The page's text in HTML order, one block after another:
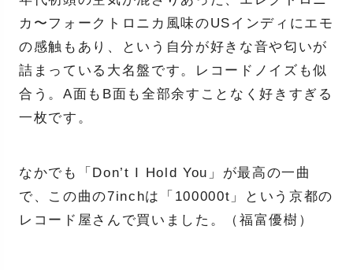
カ〜フォークトロニカ風味のUSインディにエモ
の感触もあり、という自分が好きな音や匂いが
詰まっている大名盤です。レコードノイズも似
合う。A面もB面も全部余すことなく好きすぎる
一枚です。
なかでも「Don’t I Hold You」が最高の一曲
で、この曲の7inchは「100000t」という京都の
レコード屋さんで買いました。（福富優樹）